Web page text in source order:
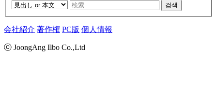
검색
会社紹介 著作権 PC版 個人情報
ⓒ JoongAng Ilbo Co.,Ltd